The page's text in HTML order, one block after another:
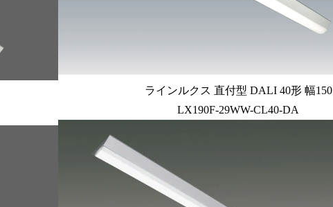
ラインルクス 直付型 DALI 40形 幅150
LX190F-29WW-CL40-DA